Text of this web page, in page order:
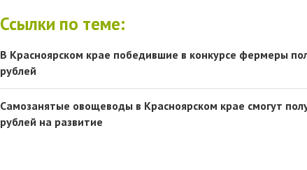
Ссылки по теме:
В Красноярском крае победившие в конкурсе фермеры
рублей
Самозанятые овощеводы в Красноярском крае смогут
рублей на развитие